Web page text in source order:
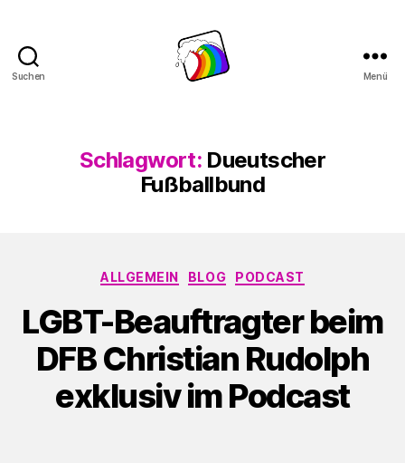
Suchen Menü
Schlagwort: Dueutscher
Fußballbund
Kategorien
ALLGEMEIN BLOG PODCAST
LGBT-Beauftragter beim
DFB Christian Rudolph
exklusiv im Podcast